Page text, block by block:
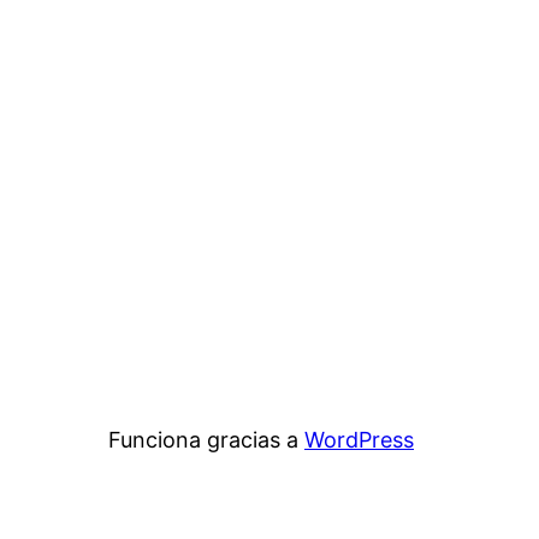
Funciona gracias a WordPress